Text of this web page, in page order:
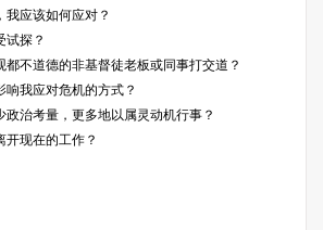
我应该如何应对？
试探？
都不道德的非基督徒老板或同事打交道？
响我应对危机的方式？
政治考量，更多地以属灵动机行事？
开现在的工作？